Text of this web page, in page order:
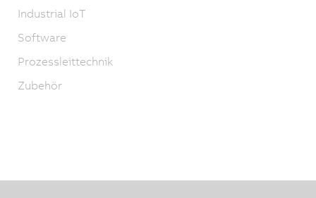
Industrial IoT
Software
Prozessleittechnik
Zubehör